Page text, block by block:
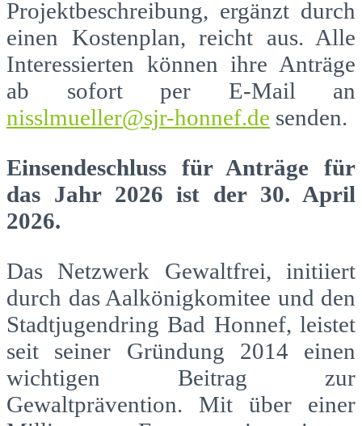
Projektbeschreibung, ergänzt durch
einen Kostenplan, reicht aus. Alle
Interessierten können ihre Anträge
ab sofort per E-Mail an
nisslmueller@sjr-honnef.de senden.
Einsendeschluss für Anträge für
das Jahr 2026 ist der 30. April
2026.
Das Netzwerk Gewaltfrei, initiiert
durch das Aalkönigkomitee und den
Stadtjugendring Bad Honnef, leistet
seit seiner Gründung 2014 einen
wichtigen Beitrag zur
Gewaltprävention. Mit über einer